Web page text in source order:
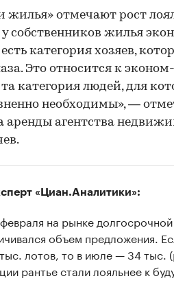
жилья» отмечают рост
собственников жилья
категория хозяев,
Это относится к
та категория людей, для
необходимы», —
аренды агентства
«Циан.Аналитики»:
на рынке
объем предложения.
лотов, то в июле — 34 тыс.
рантье стали лояльнее к